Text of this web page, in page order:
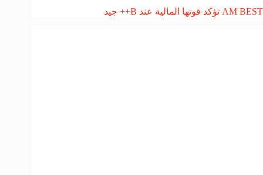
AM BEST تؤكد قوتها المالية عند B++ جيد